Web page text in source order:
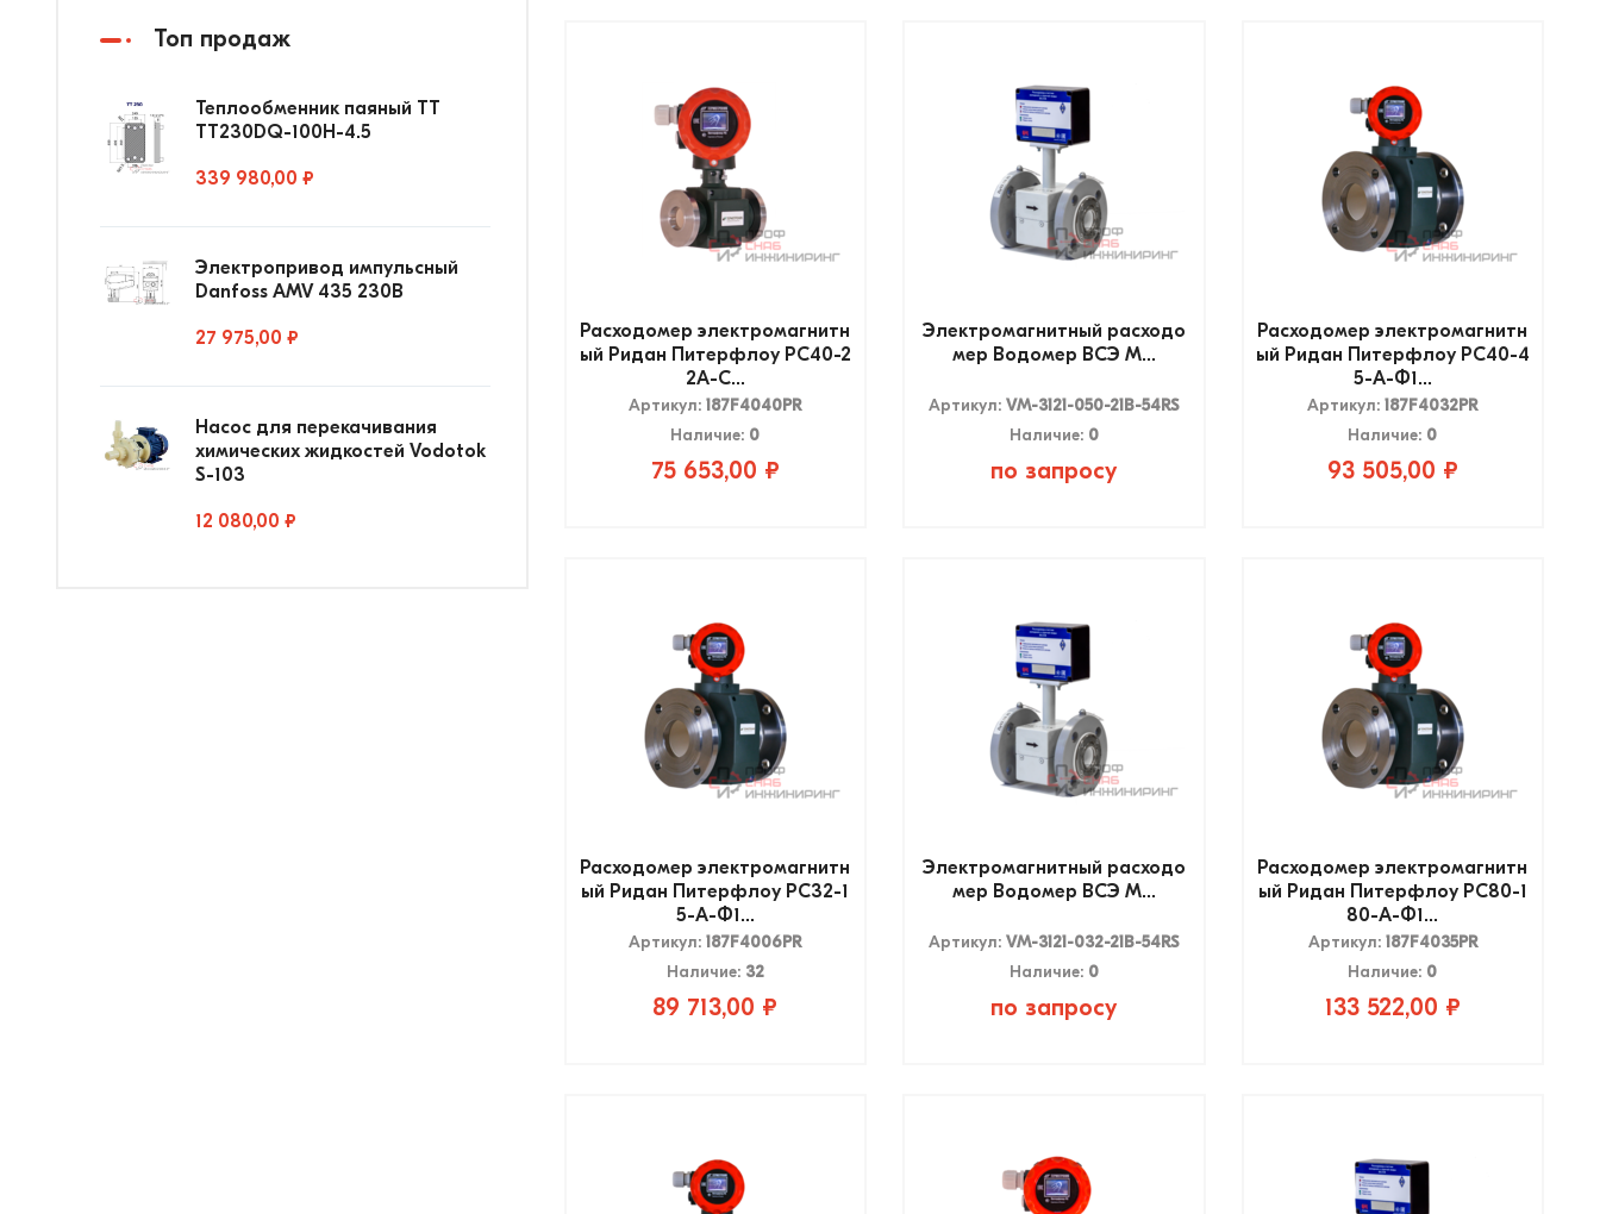
Расходомер электромагнитн
ый Ридан Питерфлоу РС40-2
2А-С...
Артикул:187F4040PR
Наличие: 0
75 653,00 ₽
Электромагнитный расходо
мер Водомер ВСЭ М...
Артикул: VM-3121-050-21B-54RS
Наличие: 0
по запросу
Расходомер электромагнитн
ый Ридан Питерфлоу РС40-4
5-А-Ф1...
Артикул:187F4032PR
Наличие: 0
93 505,00 ₽
Расходомер электромагнитн
ый Ридан Питерфлоу РС32-1
5-А-Ф1...
Артикул:187F4006PR
Наличие: 32
89 713,00 ₽
Электромагнитный расходо
мер Водомер ВСЭ М...
Артикул: VM-3121-032-21B-54RS
Наличие: 0
по запросу
Расходомер электромагнитн
ый Ридан Питерфлоу РС80-1
80-А-Ф1...
Артикул: 187F4035PR
Наличие: 0
133 522,00 ₽
Топ продаж
Теплообменник паяный ТТ
ТТ230DQ-100Н-4.5
339 980,00 ₽
Электропривод импульсный
Danfoss AMV 435 230В
27 975,00 ₽
Насос для перекачивания
химических жидкостей Vodotok
S-103
12 080,00 ₽